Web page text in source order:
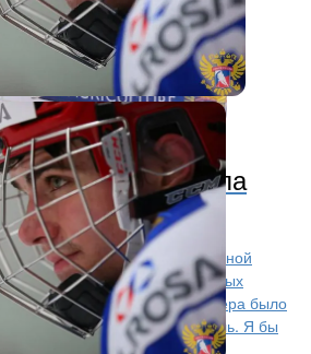
8 лет назад
бы все эти три гола
один вчерашний
нападающий молодежной сборной
завоевание бронзовых
чемпионата мира: — Вчера было
мы бились только за медаль. Я бы